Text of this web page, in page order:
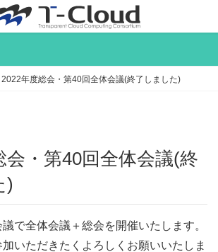
2022年度総会・第40回全体会議(終了しました)
)
で全体会議＋総会を開催いたします。
いただきたくよろしくお願いいたしま